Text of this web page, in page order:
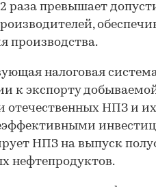
раза превышает
производства.
налоговая
к экспорту
отечественных НПЗ и
НПЗ на выпуск
нефтепродуктов.